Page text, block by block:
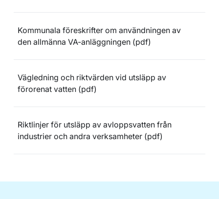
Kommunala föreskrifter om användningen av
den allmänna VA-anläggningen (pdf)
Vägledning och riktvärden vid utsläpp av
förorenat vatten (pdf)
Riktlinjer för utsläpp av avloppsvatten från
industrier och andra verksamheter (pdf)